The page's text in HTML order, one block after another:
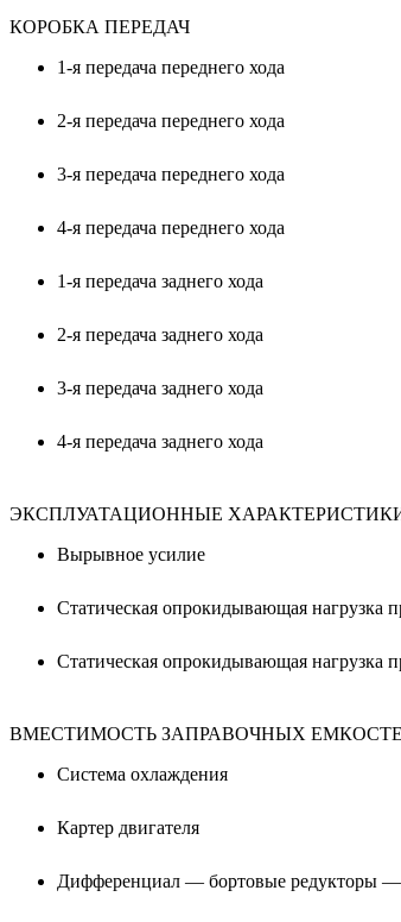
КОРОБКА ПЕРЕДАЧ
1-я передача переднего хода
2-я передача переднего хода
3-я передача переднего хода
4-я передача переднего хода
1-я передача заднего хода
2-я передача заднего хода
3-я передача заднего хода
4-я передача заднего хода
ЭКСПЛУАТАЦИОННЫЕ
Вырывное усилие
Статическая опрокидывающая
Статическая опрокидывающая
ВМЕСТИМОСТЬ ЗАПРАВОЧНЫХ
Система охлаждения
Картер двигателя
Дифференциал — бортовые редукторы —